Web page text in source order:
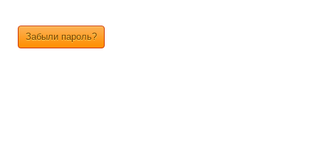
Забыли пароль?